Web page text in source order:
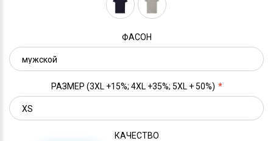
ФАСОН
РАЗМЕР (3XL +15%; 4XL +35%; 5XL + 50%)
КАЧЕСТВО